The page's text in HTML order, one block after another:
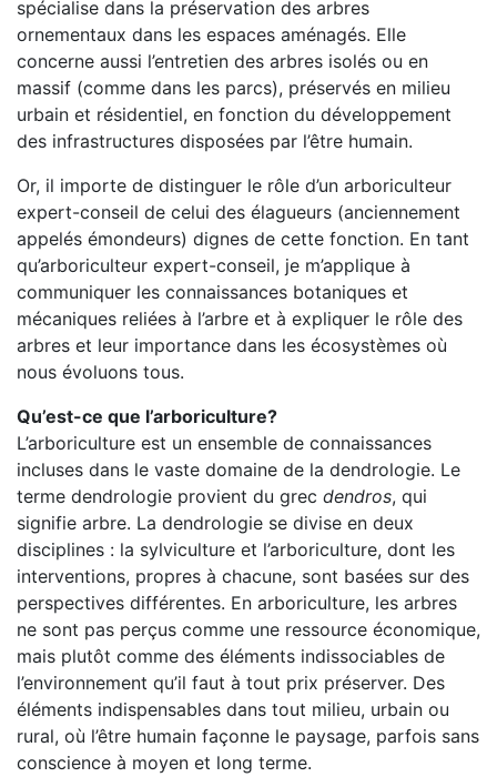
spécialise dans la préservation des arbres
ornementaux dans les espaces aménagés. Elle
concerne aussi l’entretien des arbres isolés ou en
massif (comme dans les parcs), préservés en milieu
urbain et résidentiel, en fonction du développement
des infrastructures disposées par l’être humain.
Or, il importe de distinguer le rôle d’un arboriculteur
expert-conseil de celui des élagueurs (anciennement
appelés émondeurs) dignes de cette fonction. En tant
qu’arboriculteur expert-conseil, je m’applique à
communiquer les connaissances botaniques et
mécaniques reliées à l’arbre et à expliquer le rôle des
arbres et leur importance dans les écosystèmes où
nous évoluons tous.
Qu’est-ce que l’arboriculture?
L’arboriculture est un ensemble de connaissances
incluses dans le vaste domaine de la dendrologie. Le
terme dendrologie provient du grec dendros, qui
signifie arbre. La dendrologie se divise en deux
disciplines : la sylviculture et l’arboriculture, dont les
interventions, propres à chacune, sont basées sur des
perspectives différentes. En arboriculture, les arbres
ne sont pas perçus comme une ressource économique,
mais plutôt comme des éléments indissociables de
l’environnement qu’il faut à tout prix préserver. Des
éléments indispensables dans tout milieu, urbain ou
rural, où l’être humain façonne le paysage, parfois sans
conscience à moyen et long terme.